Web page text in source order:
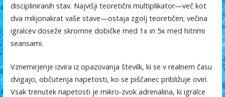
discipliniranih stav. Najvišji teoretični multiplikator—več kot
dva milijonakrat vaše stave—ostaja zgolj teoretičen; večina
igralcev doseže skromne dobičke med 1x in 5x med hitrimi
seansami.
Vznemirjenje izvira iz opazovanja številk, ki se v realnem času
dvigajo, občutenja napetosti, ko se piščanec približuje oviri.
Vsak trenutek napetosti je mikro‑zvok adrenalina, ki igralce